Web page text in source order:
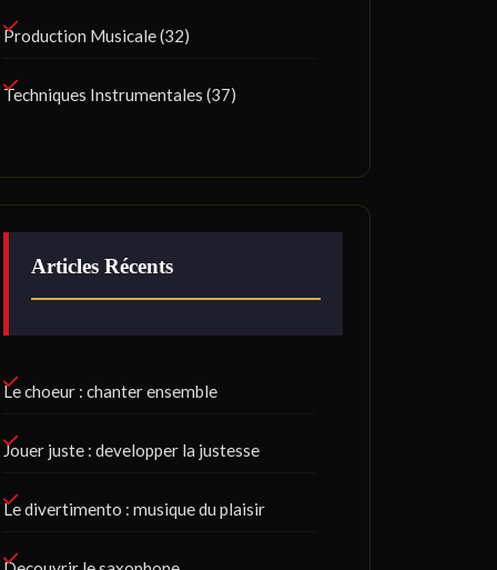
Production Musicale(32)
Techniques Instrumentales (37)
Articles Récents
Le choeur : chanter ensemble
Jouer juste : developper la justesse
Le divertimento : musique du plaisir